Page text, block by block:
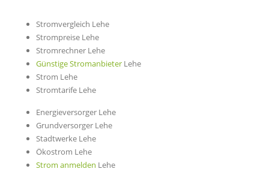
Stromvergleich Lehe
Strompreise Lehe
Stromrechner Lehe
Günstige Stromanbieter Lehe
Strom Lehe
Stromtarife Lehe
Energieversorger Lehe
Grundversorger Lehe
Stadtwerke Lehe
Ökostrom Lehe
Strom anmelden Lehe